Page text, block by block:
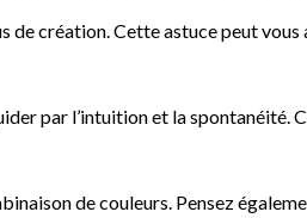
de création. Cette astuce peut vous
par l’intuition et la spontanéité.
de couleurs. Pensez